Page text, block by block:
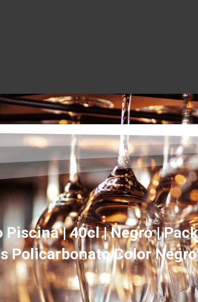
| 40cl | Negro |
Policarbonato Color